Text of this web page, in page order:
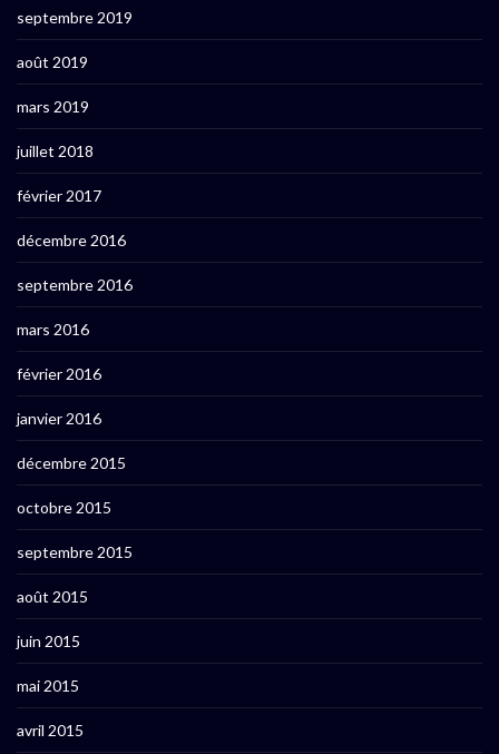
septembre 2019
août 2019
mars 2019
juillet 2018
février 2017
décembre 2016
septembre 2016
mars 2016
février 2016
janvier 2016
décembre 2015
octobre 2015
septembre 2015
août 2015
juin 2015
mai 2015
avril 2015